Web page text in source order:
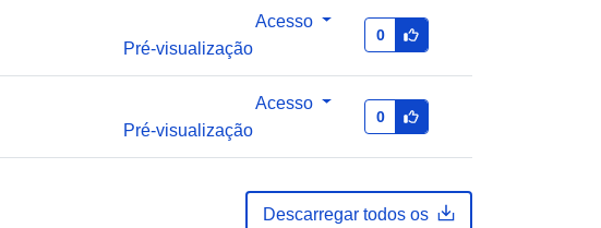
Acesso
Pré-visualização
0
Acesso
Pré-visualização
0
Descarregar todos os
February 2024
Atualizado em data.europa.eu: 30
July 2026
Coordenadas:
51.51 ], [ 6.41, 49.49 ], [ 2.54, 49.49 ],
[ 2.54, 51.51 ] ]
Polygon